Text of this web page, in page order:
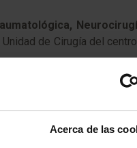
Acerca de las
de Cirugía del
con los